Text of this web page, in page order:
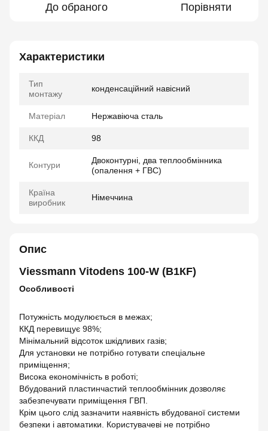
До обраного Порівняти
Характеристики
Тип
монтажу
конденсаційний навісний
Матеріал Нержавіюча сталь
ККД 98
Контури
Двоконтурні, два теплообмінника
(опалення + ГВС)
Країна
виробник
Німеччина
Опис
Viessmann Vitodens 100-W (B1КF)
Особливості
Потужність модулюється в межах;
ККД перевищує 98%;
Мінімальний відсоток шкідливих газів;
Для установки не потрібно готувати спеціальне
приміщення;
Висока економічність в роботі;
Вбудований пластинчастий теплообмінник дозволяє
забезпечувати приміщення ГВП.
Крім цього слід зазначити наявність вбудованої системи
безпеки і автоматики. Користувачеві не потрібно